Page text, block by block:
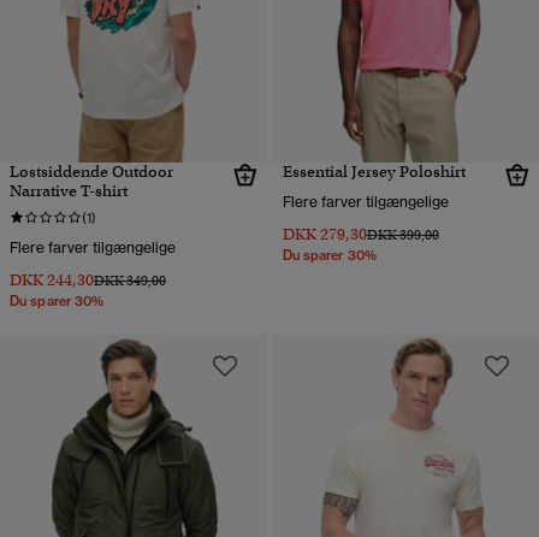
Løstsiddende Outdoor
Narrative T-shirt
(1)
Flere farver tilgængelige
DKK 244,30Pris nedsat fra
DKK 349,00til
Du sparer 30%
Essential Jersey Poloshirt
Flere farver tilgængelige
DKK 279,30Pris nedsat fra
DKK 399,00til
Du sparer 30%